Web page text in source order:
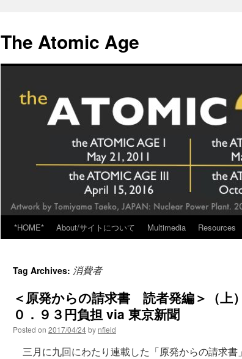
content
The Atomic Age
*HOME* About/サイトについて Multimedia Resources
Tag Archives: 消費者
＜原発からの請求書 読者発編＞（
０．９３円負担 via 東京新聞
Posted on 2017/04/24by nfield
三月に九回にわたり連載した「原発からの請求